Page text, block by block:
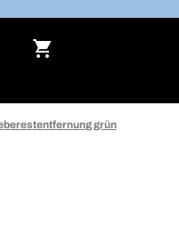
grün